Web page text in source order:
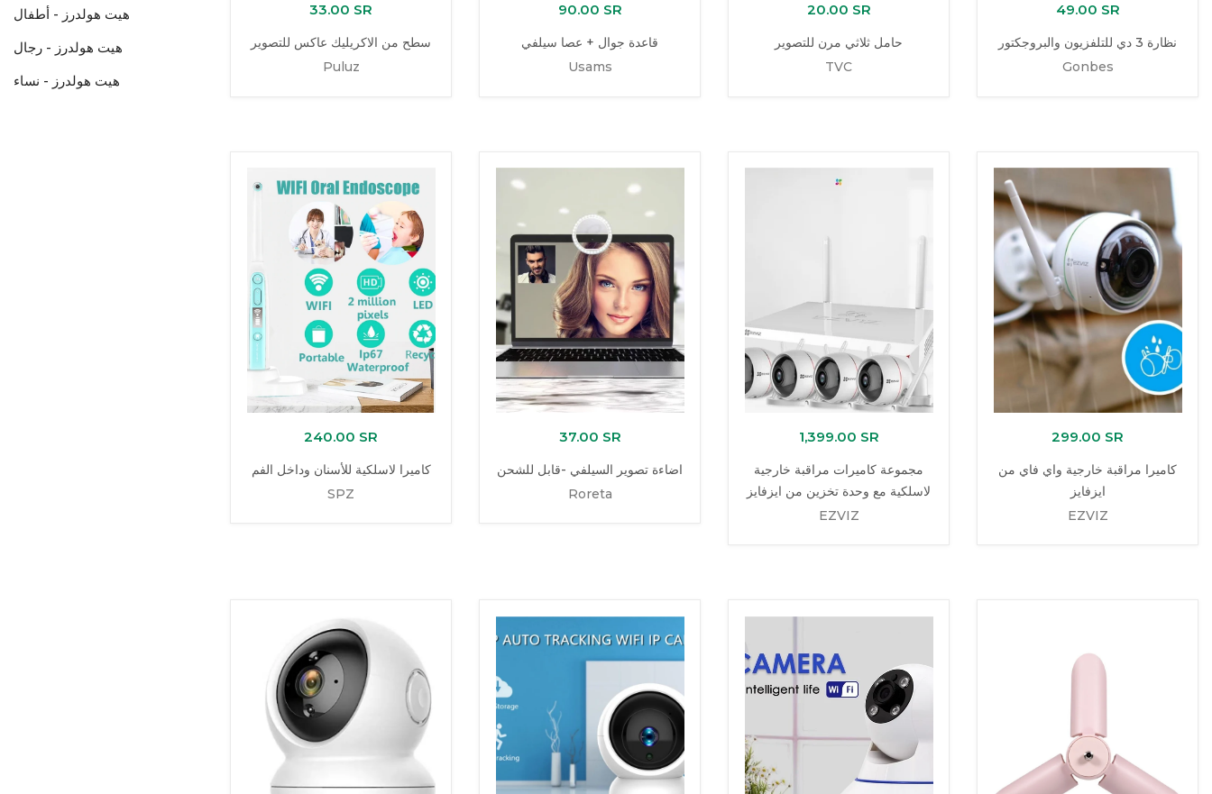
هيت هولدرز - أطفال
هيت هولدرز - رجال
هيت هولدرز - نساء
33.00 SR
سطح من الاكريليك عاكس للتصوير
Puluz
90.00 SR
قاعدة جوال + عصا سيلفي
Usams
20.00 SR
حامل ثلاثي مرن للتصوير
TVC
49.00 SR
نظارة 3 دي للتلفزيون والبروجكتور
Gonbes
240.00 SR
كاميرا لاسلكية للأسنان وداخل الفم
SPZ
37.00 SR
اضاءة تصوير السيلفي -قابل للشحن
Roreta
1,399.00 SR
مجموعة كاميرات مراقبة خارجية
لاسلكية مع وحدة تخزين من ايزفايز
EZVIZ
299.00 SR
كاميرا مراقبة خارجية واي فاي من
ايزفايز
EZVIZ